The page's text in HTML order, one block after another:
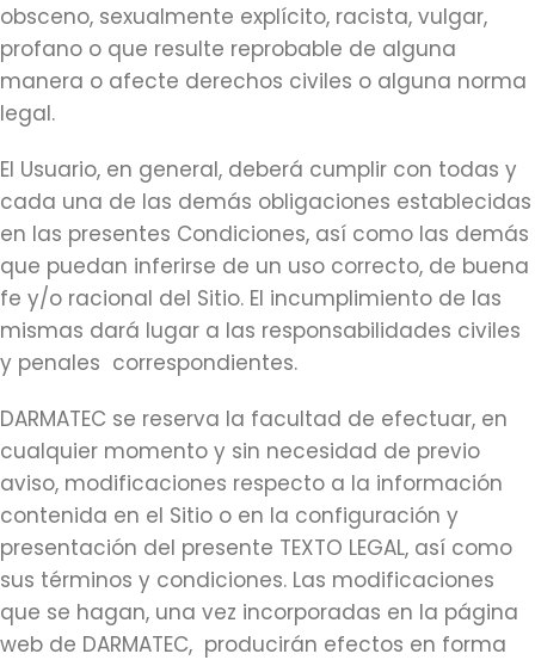
obsceno, sexualmente explícito, racista, vulgar,
profano o que resulte reprobable de alguna
manera o afecte derechos civiles o alguna norma
legal.
El Usuario, en general, deberá cumplir con todas y
cada una de las demás obligaciones establecidas
en las presentes Condiciones, así como las demás
que puedan inferirse de un uso correcto, de buena
fe y/o racional del Sitio. El incumplimiento de las
mismas dará lugar a las responsabilidades civiles
y penales correspondientes.
DARMATEC se reserva la facultad de efectuar, en
cualquier momento y sin necesidad de previo
aviso, modificaciones respecto a la información
contenida en el Sitio o en la configuración y
presentación del presente TEXTO LEGAL, así como
sus términos y condiciones. Las modificaciones
que se hagan, una vez incorporadas en la página
web de DARMATEC, producirán efectos en forma